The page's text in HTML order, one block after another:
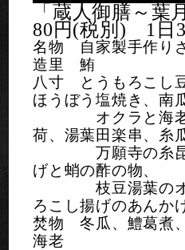
「蔵人御膳
80円(税別) 1日
名物 自家製手作り
造里 鮪
八寸 とうもろこし
ほうぼう塩焼き、南
オクラと海老の
荷、湯葉田楽串、糸
万願寺の糸昆布
げと蛸の酢の物、
枝豆湯葉のオラ
ろこし揚げのあんか
焚物 冬瓜、鱧葛煮
海老